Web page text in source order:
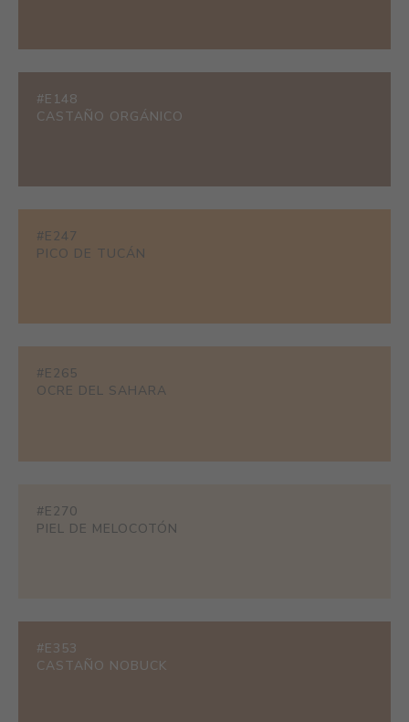
#E148
CASTAÑO ORGÁNICO
#E247
PICO DE TUCÁN
#E265
OCRE DEL SAHARA
#E270
PIEL DE MELOCOTÓN
#E353
CASTAÑO NOBUCK